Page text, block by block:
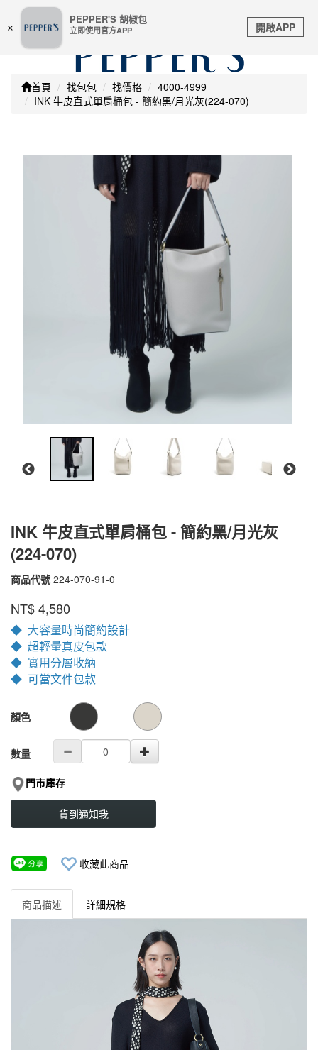
嚴防詐騙 | 本站未透過任何名義要求核對購物資訊 及 信用
卡號等私人資訊，請立即掛斷並撥打165反詐騙專線
Toggle
navigation
首頁 找包包 找價格
4000-4999
INK 牛皮直式單肩桶包 - 簡約黑/月光灰(224-070)
INK 牛皮直式單肩桶包 - 簡約黑/月光灰
(224-070)
商品代號 224-070-91-0
224-
91-
0
品牌 PEPPER'S
NT$4,580
◆ 大容量時尚簡約設計
◆ 超輕量真皮包款
◆ 實用分層收納
◆ 可當文件包款
GOODS000000000000001810588
顏色
數量
門市庫存
貨到通知我
收藏此商品
商品描述 詳細規格
×
PEPPER'S 胡椒包
立即使用官方APP 開啟APP